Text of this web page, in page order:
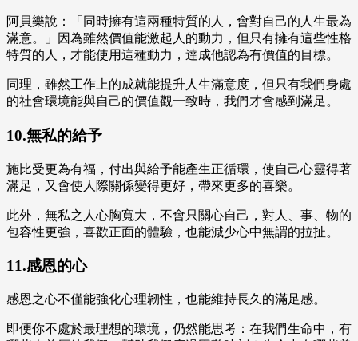
阿貝樂說：「同時擁有這兩種特質的人，會對自己的人生最為
滿意。」因為雖然價值能激起人的動力，但只有擁有這些性格
特質的人，才能使用這種動力，達成他認為有價值的目標。
同理，雖然工作上的成就能提升人生滿意度，但只有我們身處
的社會環境能與自己的價值觀一致時，我們才會感到滿足。
10.無私的給予
施比受更為有福，付出與給予能產生正循環，使自己心靈得著
滿足，又會使人際關係變得更好，帶來更多的喜樂。
此外，無私之人心胸寬大，不會只關心自己，對人、事、物的
包容性更強，喜歡正面的體驗，也能減少心中無謂的拉扯。
11.感恩的心
感恩之心不僅能強化心理韌性，也能維持長久的滿足感。
即便你不處於最理想的環境，仍然能思考：在我們生命中，有